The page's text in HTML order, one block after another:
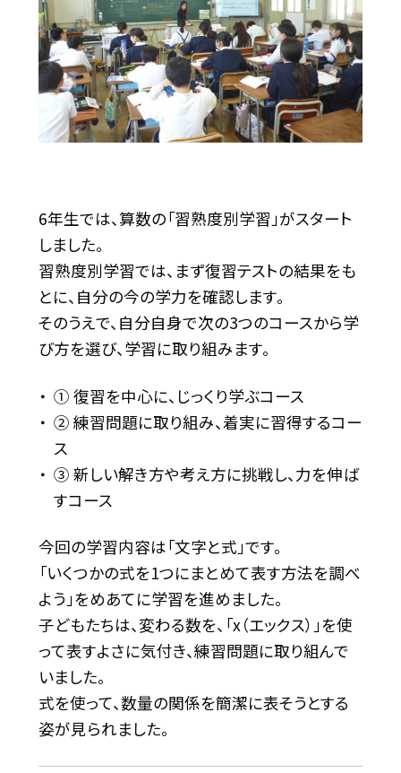
6年生では、算数の「習熟度別学習」がスタート
しました。
習熟度別学習では、まず復習テストの結果をも
とに、自分の今の学力を確認します。
そのうえで、自分自身で次の3つのコースから学
び方を選び、学習に取り組みます。
① 復習を中心に、じっくり学ぶコース
② 練習問題に取り組み、着実に習得するコー
ス
③ 新しい解き方や考え方に挑戦し、力を伸ば
すコース
今回の学習内容は「文字と式」です。
「いくつかの式を1つにまとめて表す方法を調べ
よう」をめあてに学習を進めました。
子どもたちは、変わる数を、「x（エックス）」を使
って表すよさに気付き、練習問題に取り組んで
いました。
式を使って、数量の関係を簡潔に表そうとする
姿が見られました。